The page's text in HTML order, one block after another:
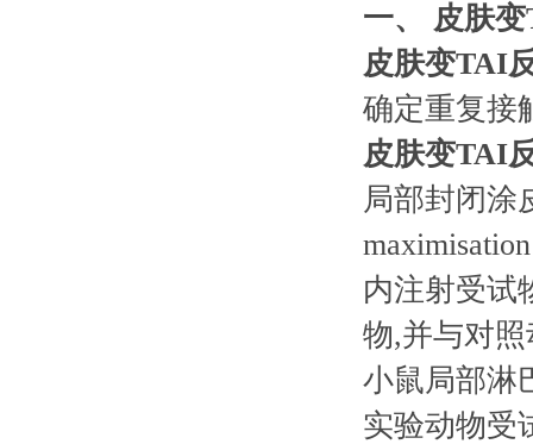
一、 皮肤
皮肤变TAI
确定重复接
皮肤变TAI
局部封闭涂
内注射受试
物,并与对
小鼠局部淋
实验动物受